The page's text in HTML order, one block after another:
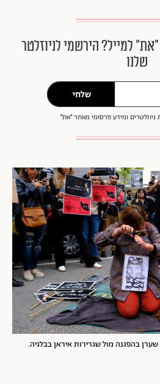
למייל? הירשמי לניוזלטר
שלנו
שלחי
ומידע פרסומי מאתר ״את״
בהפגנה מול שגרירות איראן בבלגיה.